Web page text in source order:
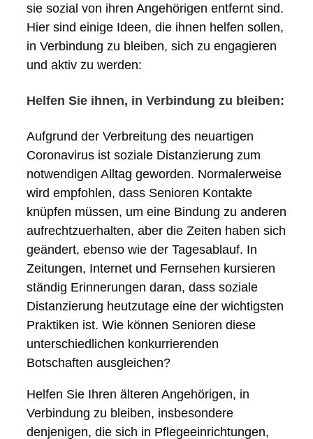
sie sozial von ihren Angehörigen entfernt sind.
Hier sind einige Ideen, die ihnen helfen sollen,
in Verbindung zu bleiben, sich zu engagieren
und aktiv zu werden:
Helfen Sie ihnen, in Verbindung zu bleiben:
Aufgrund der Verbreitung des neuartigen
Coronavirus ist soziale Distanzierung zum
notwendigen Alltag geworden. Normalerweise
wird empfohlen, dass Senioren Kontakte
knüpfen müssen, um eine Bindung zu anderen
aufrechtzuerhalten, aber die Zeiten haben sich
geändert, ebenso wie der Tagesablauf. In
Zeitungen, Internet und Fernsehen kursieren
ständig Erinnerungen daran, dass soziale
Distanzierung heutzutage eine der wichtigsten
Praktiken ist. Wie können Senioren diese
unterschiedlichen konkurrierenden
Botschaften ausgleichen?
Helfen Sie Ihren älteren Angehörigen, in
Verbindung zu bleiben, insbesondere
denjenigen, die sich in Pflegeeinrichtungen,